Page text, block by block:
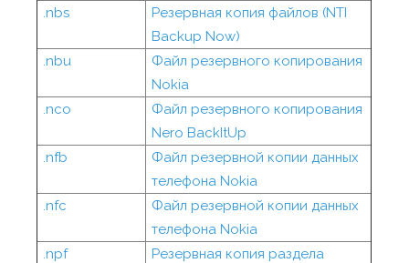
.nbs
Резервная копия файлов (NTI
Backup Now)
.nbu
Файл резервного копирования
Nokia
.nco
Файл резервного копирования
Nero BackItUp
.nfb
Файл резервной копии данных
телефона Nokia
.nfc
Файл резервной копии данных
телефона Nokia
.npf
Резервная копия раздела